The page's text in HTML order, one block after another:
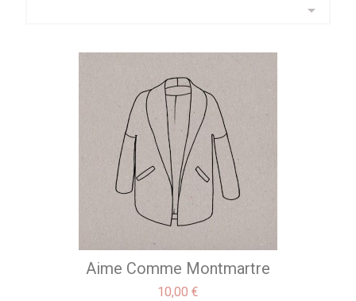

Aime Comme Montmartre
Precio
10,00 €